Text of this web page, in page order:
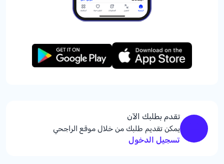
تقدم بطلبك الآن
يمكن تقديم طلبك من خلال موقع الراجحي
تسجيل الدخول